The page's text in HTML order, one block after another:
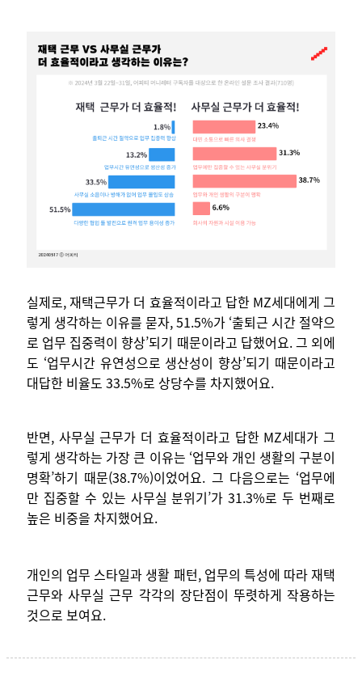
실제로, 재택근무가 더 효율적이라고 답한 MZ세대에게 그
렇게 생각하는 이유를 묻자, 51.5%가 ‘출퇴근 시간 절약으
로 업무 집중력이 향상’되기 때문이라고 답했어요. 그 외에
도 ‘업무시간 유연성으로 생산성이 향상’되기 때문이라고
대답한 비율도 33.5%로 상당수를 차지했어요.
반면, 사무실 근무가 더 효율적이라고 답한 MZ세대가 그
렇게 생각하는 가장 큰 이유는 ‘업무와 개인 생활의 구분이
명확’하기 때문(38.7%)이었어요. 그 다음으로는 ‘업무에
만 집중할 수 있는 사무실 분위기’가 31.3%로 두 번째로
높은 비중을 차지했어요.
개인의 업무 스타일과 생활 패턴, 업무의 특성에 따라 재택
근무와 사무실 근무 각각의 장단점이 뚜렷하게 작용하는
것으로 보여요.